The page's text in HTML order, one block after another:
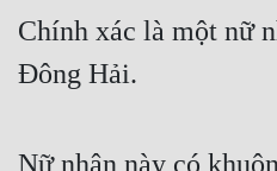
Chính xác là một nữ
Đông Hải.
Nữ nhân này có